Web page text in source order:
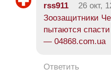
rss911 26 окт,
Зоозащитники
пытаются
— 04868.com.ua
Ответить